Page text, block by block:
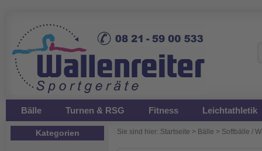
Bälle Turnen & RSG Fitness Leichtathletik
Kategorien Sie sind hier: Startseite > Bälle > Softbälle /